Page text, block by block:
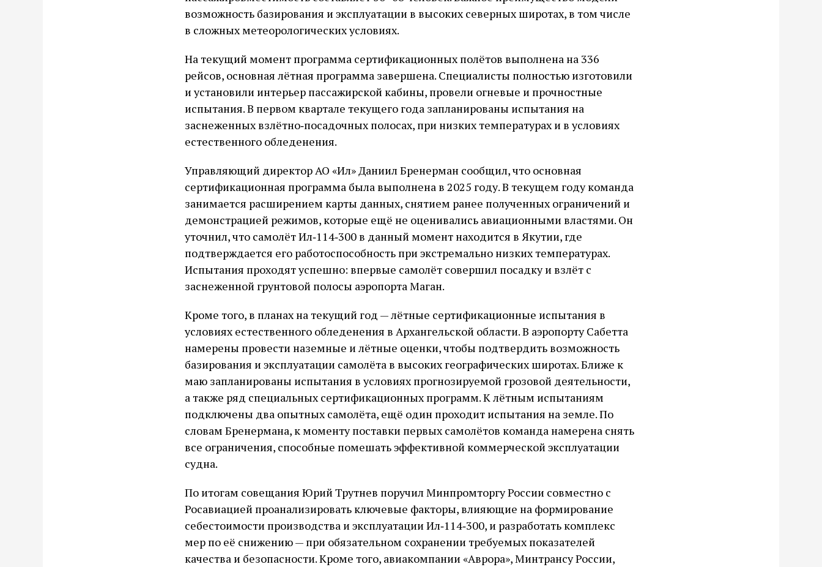
возможность базирования и эксплуатации в высоких северных широтах, в том числе
в сложных метеорологических условиях.
На текущий момент программа сертификационных полётов выполнена на 336
рейсов, основная лётная программа завершена. Специалисты полностью изготовили
и установили интерьер пассажирской кабины, провели огневые и прочностные
испытания. В первом квартале текущего года запланированы испытания на
заснеженных взлётно‑посадочных полосах, при низких температурах и в условиях
естественного обледенения.
Управляющий директор АО «Ил» Даниил Бренерман сообщил, что основная
сертификационная программа была выполнена в 2025 году. В текущем году команда
занимается расширением карты данных, снятием ранее полученных ограничений и
демонстрацией режимов, которые ещё не оценивались авиационными властями. Он
уточнил, что самолёт Ил‑114‑300 в данный момент находится в Якутии, где
подтверждается его работоспособность при экстремально низких температурах.
Испытания проходят успешно: впервые самолёт совершил посадку и взлёт с
заснеженной грунтовой полосы аэропорта Маган.
Кроме того, в планах на текущий год — лётные сертификационные испытания в
условиях естественного обледенения в Архангельской области. В аэропорту Сабетта
намерены провести наземные и лётные оценки, чтобы подтвердить возможность
базирования и эксплуатации самолёта в высоких географических широтах. Ближе к
маю запланированы испытания в условиях прогнозируемой грозовой деятельности,
а также ряд специальных сертификационных программ. К лётным испытаниям
подключены два опытных самолёта, ещё один проходит испытания на земле. По
словам Бренермана, к моменту поставки первых самолётов команда намерена снять
все ограничения, способные помешать эффективной коммерческой эксплуатации
судна.
По итогам совещания Юрий Трутнев поручил Минпромторгу России совместно с
Росавиацией проанализировать ключевые факторы, влияющие на формирование
себестоимости производства и эксплуатации Ил‑114‑300, и разработать комплекс
мер по её снижению — при обязательном сохранении требуемых показателей
качества и безопасности. Кроме того, авиакомпании «Аврора», Минтрансу России,